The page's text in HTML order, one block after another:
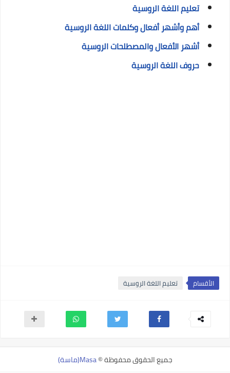
تعليم اللغة الروسية
أهم وأشهر أفعال وكلمات اللغة الروسية
أشهر الأفعال والمصطلحات الروسية
حروف اللغة الروسية
الأقسام تعليم اللغة الروسية
جميع الحقوق محفوظة ©Masa(ماسة)